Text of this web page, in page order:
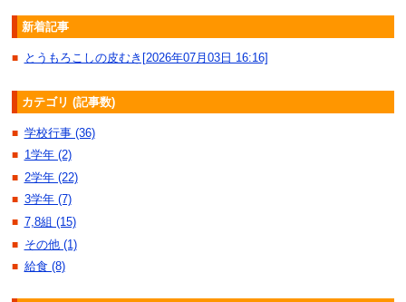
新着記事
■ とうもろこしの皮むき[2026年07月03日 16:16]
カテゴリ (記事数)
■ 学校行事 (36)
■ 1学年 (2)
■ 2学年 (22)
■ 3学年 (7)
■ 7,8組 (15)
■ その他 (1)
■ 給食 (8)